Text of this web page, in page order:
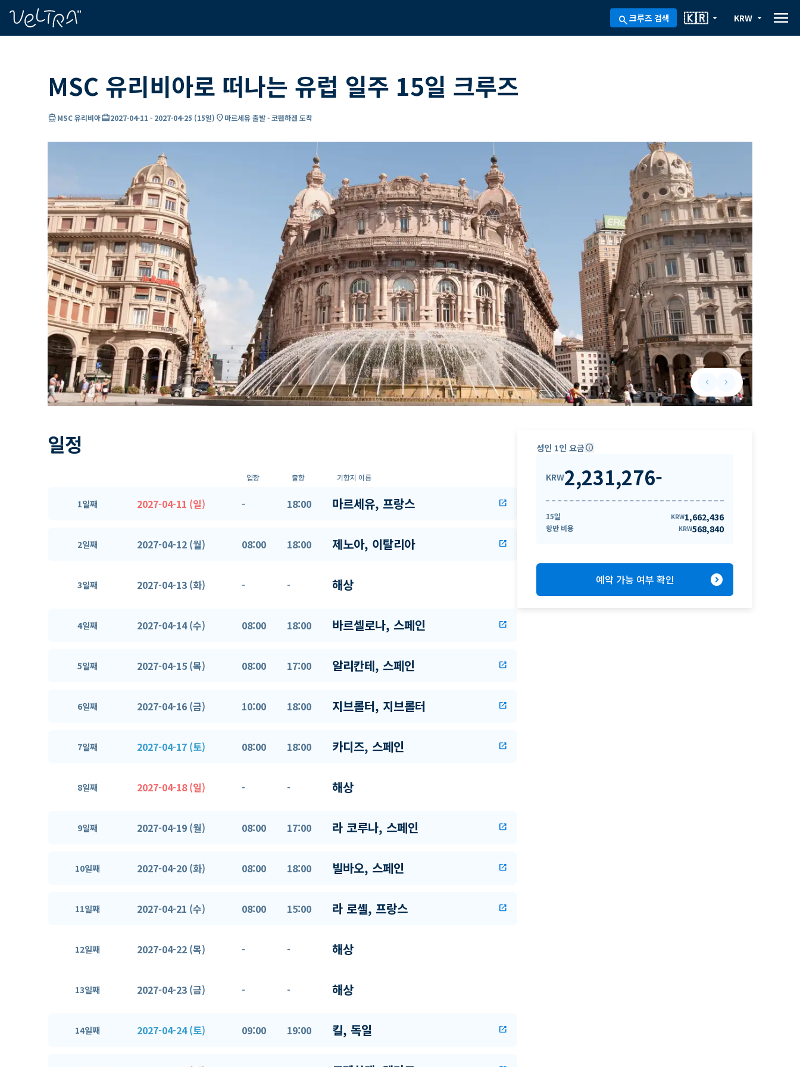
search크루즈 검색 arrow_drop_down
🇰🇷 arrow_drop_down
KRW menu
MSC 유리비아로 떠나는 유럽 일주 15일 크루즈
directions_boatMSC 유리비아card_travel2027-04-11 - 2027-04-25 (15일) location_on마르세유 출발 - 코펜하겐 도착
keyboard_arrow_leftPrevious slide
keyboard_arrow_rightNext slide
일정
입항 출항 기항지 이름
1일째 2027-04-11 (일) - 18:00 마르세유, 프랑스 open_in_new
2일째 2027-04-12 (월) 08:00 18:00 제노아, 이탈리아 open_in_new
3일째 2027-04-13 (화) - - 해상
4일째 2027-04-14 (수) 08:00 18:00 바르셀로나, 스페인 open_in_new
5일째 2027-04-15 (목) 08:00 17:00 알리칸테, 스페인 open_in_new
6일째 2027-04-16 (금) 10:00 18:00 지브롤터, 지브롤터 open_in_new
7일째 2027-04-17 (토) 08:00 18:00 카디즈, 스페인 open_in_new
8일째 2027-04-18 (일) - - 해상
9일째 2027-04-19 (월) 08:00 17:00 라 코루나, 스페인 open_in_new
10일째 2027-04-20 (화) 08:00 18:00 빌바오, 스페인 open_in_new
11일째 2027-04-21 (수) 08:00 15:00 라 로셸, 프랑스 open_in_new
12일째 2027-04-22 (목) - - 해상
13일째 2027-04-23 (금) - - 해상
14일째 2027-04-24 (토) 09:00 19:00 킬, 독일 open_in_new
성인 1인 요금info
KRW2,231,276-
15일 KRW1,662,436
항만 비용 KRW568,840
예약 가능 여부 확인 expand_circle_right